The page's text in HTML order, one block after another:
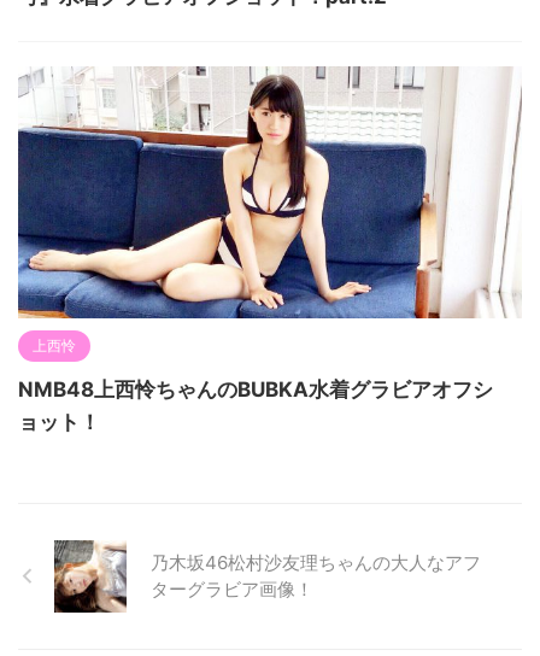
上西怜
NMB48上西怜ちゃんのBUBKA水着グラビアオフシ
ョット！
乃木坂46松村沙友理ちゃんの大人なアフ
ターグラビア画像！